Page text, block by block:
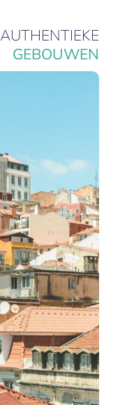
AUTHENTIEKE
GEBOUWEN